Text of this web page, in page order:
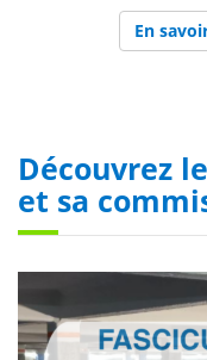
En
Découvrez
et sa